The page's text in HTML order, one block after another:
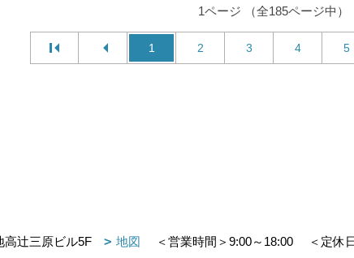
1ページ （全185ページ中）
1 2 3 4 5
高辻三原ビル5F 地図 ＜営業時間＞9:00～18:00
＜定休